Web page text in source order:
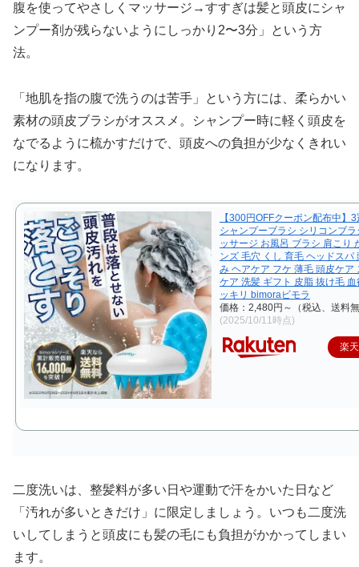
腹を使ってやさしくマッサージ→すすぎは髪と頭皮にシャ
ンプー剤が残らないようにしっかり2〜3分」という方
法。
「地肌を指の腹で洗うのは苦手」という方には、柔らかい
素材の頭皮ブラシがオススメ。シャンプー時に軽く頭皮を
なでるように梳かすだけで、頭皮への負担が少なくきれい
になります。
【300円OFFクーポン配布中】
シャンプーブラシ シリコンブ
ッサージ お風呂 ブラシ 肩こり
ンズ 毛穴 くし 育毛 ヘッドスパ
み ヘアケア フケ 薄毛 頭皮ケア
ケア 洗髪 ギフト 皮脂 抜け毛
ッキリ bimoraビモラ
価格：2,480円～（税込、送料
(2025/10/11時点)
楽
二度洗いは、整髪料が多い日や運動で汗をかいた日など
「汚れが多いときだけ」に限定しましょう。いつも二度洗
いしてしまうと頭皮にも髪の毛にも負担がかかってしまい
ます。